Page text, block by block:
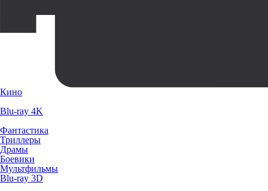
Кино
Blu-ray 4K
Фантастика
Триллеры
Драмы
Боевики
Мультфильмы
Blu-ray 3D